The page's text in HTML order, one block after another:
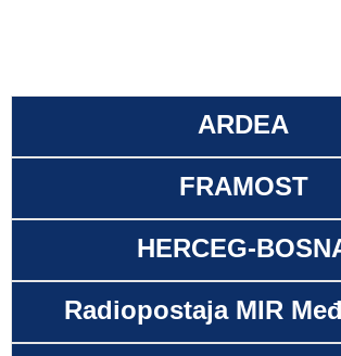
ARDEA
FRAMOST
HERCEG-
Radiopostaja MIR